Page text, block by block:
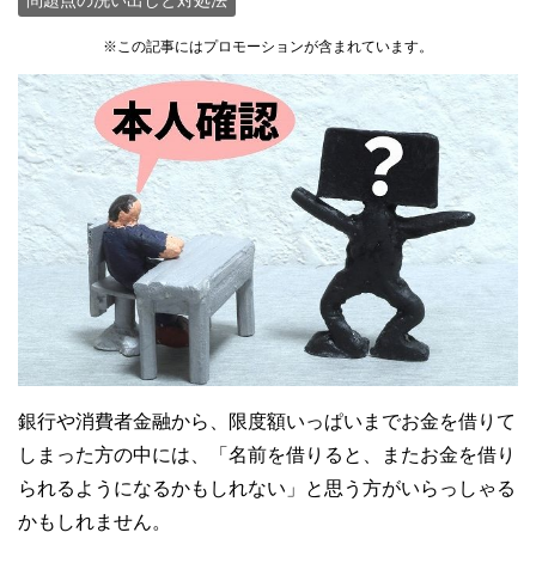
※この記事にはプロモーションが含まれています。
銀行や消費者金融から、限度額いっぱいまでお金を借りて
しまった方の中には、「名前を借りると、またお金を借り
られるようになるかもしれない」と思う方がいらっしゃる
かもしれません。